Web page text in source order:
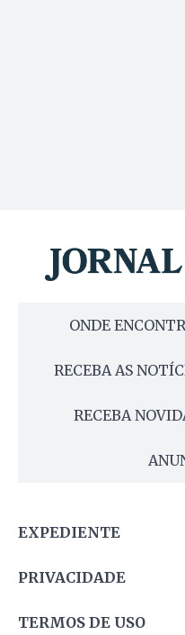
ONDE
RECEBA AS
RECEBA
EXPEDIENTE
PRIVACIDADE
TERMOS DE USO